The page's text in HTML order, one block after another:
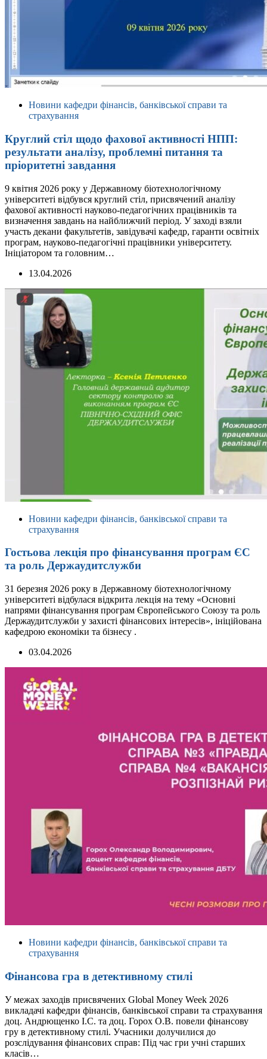
Новини кафедри фінансів, банківської справи та
страхування
Круглий стіл щодо фахової активності НПП:
результати аналізу, проблемні питання та
пріоритетні завдання
9 квітня 2026 року у Державному біотехнологічному
університеті відбувся круглий стіл, присвячений аналізу
фахової активності науково-педагогічних працівників та
визначення завдань на найближчий період. У заході взяли
участь декани факультетів, завідувачі кафедр, гаранти освітніх
програм, науково-педагогічні працівники університету.
Ініціатором та головним…
13.04.2026
Новини кафедри фінансів, банківської справи та
страхування
Гостьова лекція про фінансування програм ЄС
та роль Держаудитслужби
31 березня 2026 року в Державному біотехнологічному
університеті відбулася відкрита лекція на тему «Основні
напрями фінансування програм Європейського Союзу та роль
Держаудитслужби у захисті фінансових інтересів», ініційована
кафедрою економіки та бізнесу .
03.04.2026
Новини кафедри фінансів, банківської справи та
страхування
Фінансова гра в детективному стилі
У межах заходів присвячених Global Money Week 2026
викладачі кафедри фінансів, банківської справи та страхування
доц. Андрющенко І.С. та доц. Горох О.В. повели фінансову
гру в детективному стилі. Учасники долучилися до
розслідування фінансових справ: Під час гри учні старших
класів…